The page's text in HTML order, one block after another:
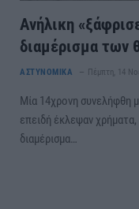
Ανήλικη
διαμέρισμα των
ΑΣΤΥΝΟΜΙΚΑ Πέμπτη, 14
Μία 14χρονη συνελήφθη
επειδή έκλεψαν χρήματα,
διαμέρισμα…